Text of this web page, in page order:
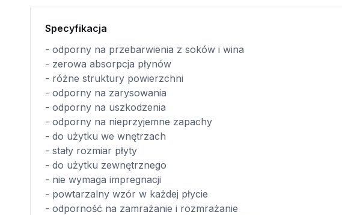
Specyfikacja
- odporny na przebarwienia z soków i wina
- zerowa absorpcja płynów
- różne struktury powierzchni
- odporny na zarysowania
- odporny na uszkodzenia
- odporny na nieprzyjemne zapachy
- do użytku we wnętrzach
- stały rozmiar płyty
- do użytku zewnętrznego
- nie wymaga impregnacji
- powtarzalny wzór w każdej płycie
- odporność na zamrażanie i rozmrażanie